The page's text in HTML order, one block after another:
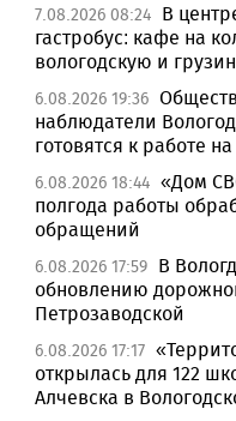
7.08.2026 08:24 В
гастробус: кафе на
вологодскую и
6.08.2026 19:36
наблюдатели
готовятся к работе
6.08.2026 18:44 «Дом
полгода работы
обращений
6.08.2026 17:59 В
обновлению
Петрозаводской
6.08.2026 17:17
открылась для 122
Алчевска в